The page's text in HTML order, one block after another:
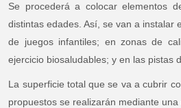
Se procederá a colocar elementos
distintas edades. Así, se van a instalar
de juegos infantiles; en zonas de
ejercicio biosaludables; y en las pistas
La superficie total que se va a cubrir
propuestos se realizarán mediante